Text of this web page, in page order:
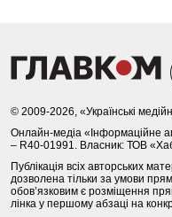
© 2009-2026, «Українські
Онлайн-медіа «Інформаційне
– R40-01991. Власник: ТОВ
Публікація всіх авторських
дозволена тільки за умови
обов’язковим є розміщення
лінка у першому абзаці на